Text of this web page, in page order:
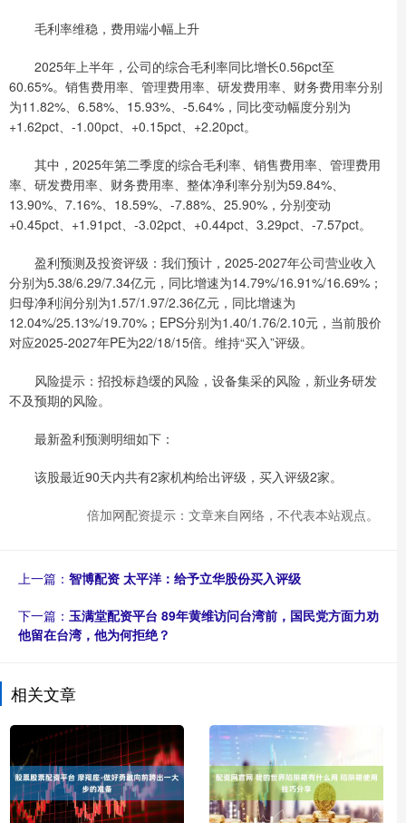
毛利率维稳，费用端小幅上升
2025年上半年，公司的综合毛利率同比增长0.56pct至
60.65%。销售费用率、管理费用率、研发费用率、财务费用率分别
为11.82%、6.58%、15.93%、-5.64%，同比变动幅度分别为
+1.62pct、-1.00pct、+0.15pct、+2.20pct。
其中，2025年第二季度的综合毛利率、销售费用率、管理费用
率、研发费用率、财务费用率、整体净利率分别为59.84%、
13.90%、7.16%、18.59%、-7.88%、25.90%，分别变动
+0.45pct、+1.91pct、-3.02pct、+0.44pct、3.29pct、-7.57pct。
盈利预测及投资评级：我们预计，2025-2027年公司营业收入
分别为5.38/6.29/7.34亿元，同比增速为14.79%/16.91%/16.69%；
归母净利润分别为1.57/1.97/2.36亿元，同比增速为
12.04%/25.13%/19.70%；EPS分别为1.40/1.76/2.10元，当前股价
对应2025-2027年PE为22/18/15倍。维持“买入”评级。
风险提示：招投标趋缓的风险，设备集采的风险，新业务研发
不及预期的风险。
最新盈利预测明细如下：
该股最近90天内共有2家机构给出评级，买入评级2家。
倍加网配资提示：文章来自网络，不代表本站观点。
上一篇： 智博配资 太平洋：给予立华股份买入评级
下一篇： 玉满堂配资平台 89年黄维访问台湾前，国民党方面力劝
他留在台湾，他为何拒绝？
相关文章